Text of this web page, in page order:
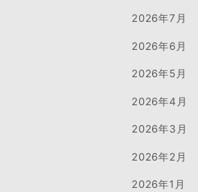
2026年7月
2026年6月
2026年5月
2026年4月
2026年3月
2026年2月
2026年1月